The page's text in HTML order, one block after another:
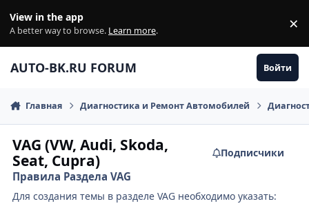
View in the app
A better way to browse. Learn more. ×
AUTO-BK.RU FORUM Войти
Главная Диагностика и Ремонт Автомобилей
VAG (VW, Audi, Skoda,
Seat, Cupra)
Подписчики
Правила Раздела VAG
Для создания темы в разделе VAG необходимо указать: